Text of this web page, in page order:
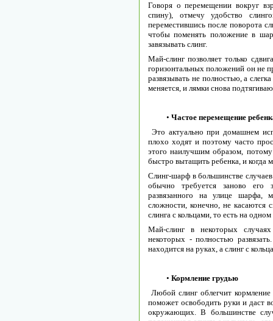
Говоря о перемещении вокруг
спину), отмечу удобство
переместившись после поворота
чтобы поменять положение в
завязывать слинг.
Май-слинг позволяет только
горизонтальных положений он не
развязывать не полностью, а
меняется, и лямки снова
• Частое перемещение
Это актуально при домашнем
плохо ходят и поэтому часто
этого наилучшим образом,
быстро вытащить ребенка, и когда
Слинг-шарф в большинстве
обычно требуется заново его
развязанного на улице шарфа,
сложности, конечно, не касаются
слинга с кольцами, то есть на одном
Май-слинг в некоторых
некоторых - полностью
находится на руках, а слинг с
• Кормление грудью
Любой слинг облегчит
поможет освободить руки и даст
окружающих. В большинстве